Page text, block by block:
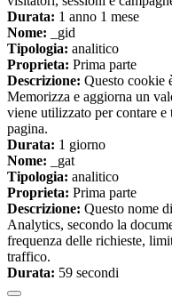
Durata: 1 anno 1 mese
Nome: _gid
Tipologia: analitico
Proprieta: Prima parte
Descrizione: Questo cookie
Memorizza e aggiorna un
viene utilizzato per contare
pagina.
Durata: 1 giorno
Nome: _gat
Tipologia: analitico
Proprieta: Prima parte
Descrizione: Questo nome
Analytics, secondo la
frequenza delle richieste,
traffico.
Durata: 59 secondi